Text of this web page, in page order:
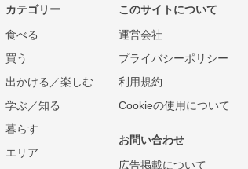
カテゴリー
食べる
買う
出かける／楽しむ
学ぶ／知る
暮らす
エリア
このサイトについて
運営会社
プライバシーポリシー
利用規約
Cookieの使用について
お問い合わせ
広告掲載について